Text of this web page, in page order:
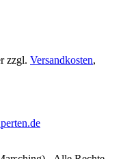
zzgl. Versandkosten,